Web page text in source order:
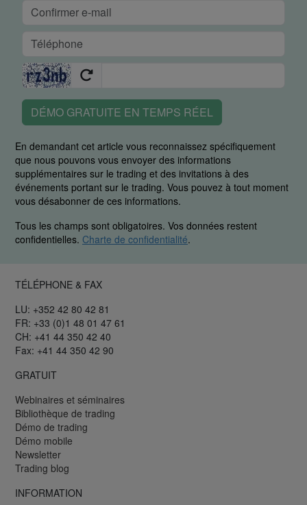
DÉMO GRATUITE EN TEMPS RÉEL
En demandant cet article vous reconnaissez spécifiquement
que nous pouvons vous envoyer des informations
supplémentaires sur le trading et des invitations à des
événements portant sur le trading. Vous pouvez à tout moment
vous désabonner de ces informations.
Tous les champs sont obligatoires. Vos données restent
confidentielles. Charte de confidentialité.
TÉLÉPHONE & FAX
LU: +352 42 80 42 81
FR: +33 (0)1 48 01 47 61
CH: +41 44 350 42 40
Fax: +41 44 350 42 90
GRATUIT
Webinaires et séminaires
Bibliothèque de trading
Démo de trading
Démo mobile
Newsletter
Trading blog
INFORMATION